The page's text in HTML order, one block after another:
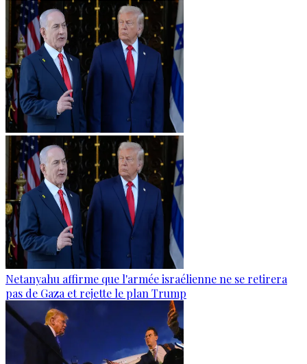
Netanyahu affirme que l'armée israélienne ne se retirera
pas de Gaza et rejette le plan Trump